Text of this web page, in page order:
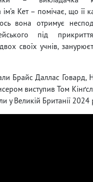
Кет – помічає, що її
вона отримує
під
своїх учнів,
Брайс Даллас
виступив Том
у Великій Британії 2024